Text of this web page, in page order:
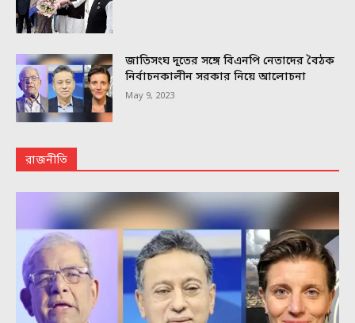
জাতিসংঘ দূতের সঙ্গে বিএনপি নেতাদের বৈঠক
নির্বাচনকালীন সরকার নিয়ে আলোচনা
May 9, 2023
রাজনীতি